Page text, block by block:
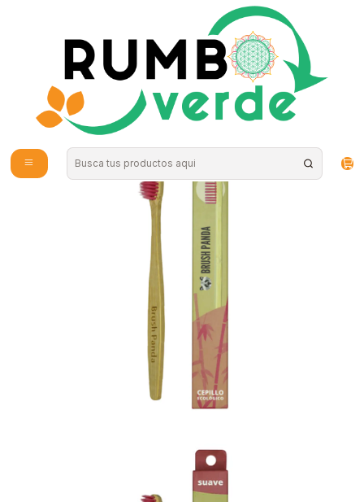
Envío gratis por compras sobre los 59.990 en la provincia de Santiago
Personal Hygiene
Cepillo Adulto Cerdas Suave Color Rosado BrushPanda